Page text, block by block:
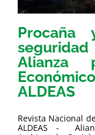
Alianza
ALDEAS
Revista Nacional
ALDEAS -